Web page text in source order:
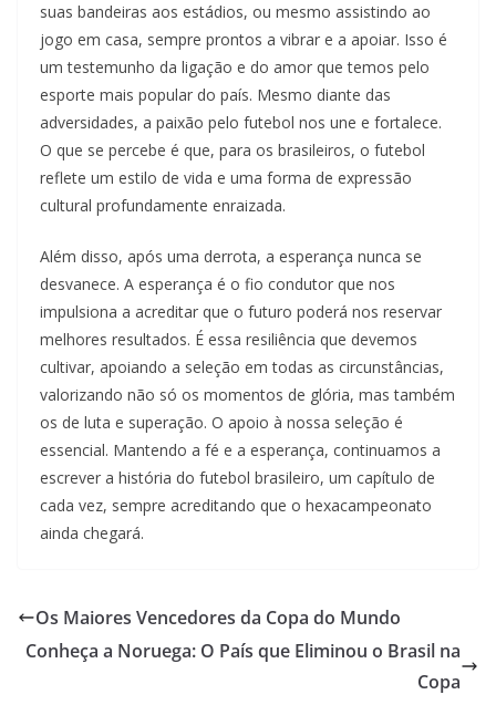
suas bandeiras aos estádios, ou mesmo assistindo ao
jogo em casa, sempre prontos a vibrar e a apoiar. Isso é
um testemunho da ligação e do amor que temos pelo
esporte mais popular do país. Mesmo diante das
adversidades, a paixão pelo futebol nos une e fortalece.
O que se percebe é que, para os brasileiros, o futebol
reflete um estilo de vida e uma forma de expressão
cultural profundamente enraizada.
Além disso, após uma derrota, a esperança nunca se
desvanece. A esperança é o fio condutor que nos
impulsiona a acreditar que o futuro poderá nos reservar
melhores resultados. É essa resiliência que devemos
cultivar, apoiando a seleção em todas as circunstâncias,
valorizando não só os momentos de glória, mas também
os de luta e superação. O apoio à nossa seleção é
essencial. Mantendo a fé e a esperança, continuamos a
escrever a história do futebol brasileiro, um capítulo de
cada vez, sempre acreditando que o hexacampeonato
ainda chegará.
Os Maiores Vencedores da Copa do Mundo
Conheça a Noruega: O País que Eliminou o Brasil na
Copa